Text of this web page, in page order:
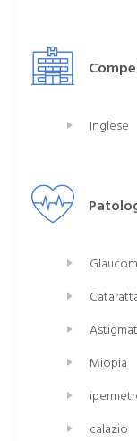
Inglese
Miopia
calazio